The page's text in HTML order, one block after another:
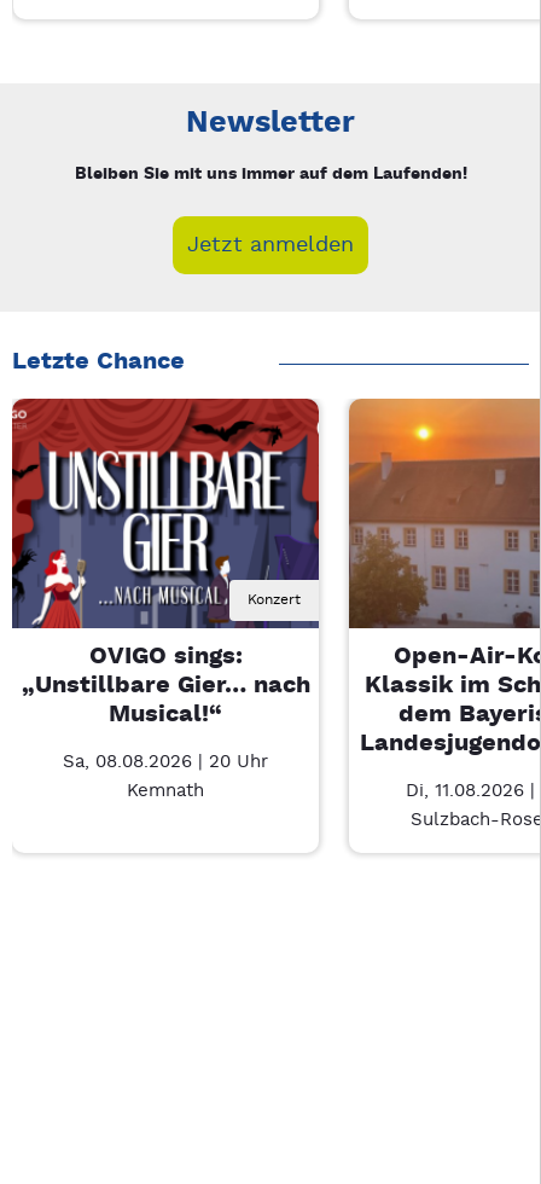
Newsletter
Bleiben Sie mit uns immer auf dem Laufenden!
Jetzt anmelden
Letzte Chance
Konzert
OVIGO sings:
„Unstillbare Gier… nach
Musical!“
Sa, 08.08.2026 | 20 Uhr
Kemnath
Open-Air-
Klassik im
dem
Di, 11.08.2026
Sulzbach-